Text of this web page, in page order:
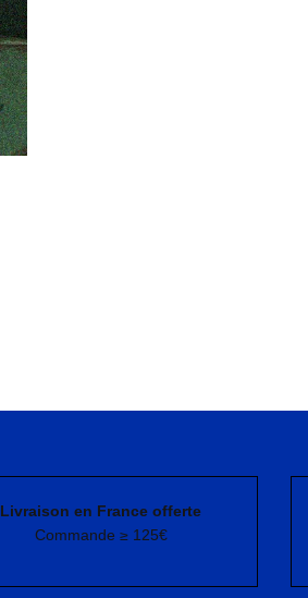
Livraison en France offerte
Commande ≥ 125€